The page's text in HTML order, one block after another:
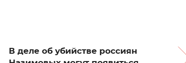
В деле об убийстве россиян